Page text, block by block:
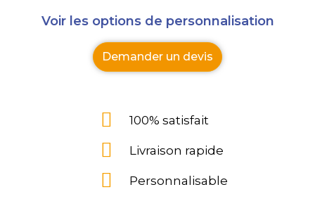
Voir les options de personnalisation
Demander un devis
100% satisfait
Livraison rapide
Personnalisable